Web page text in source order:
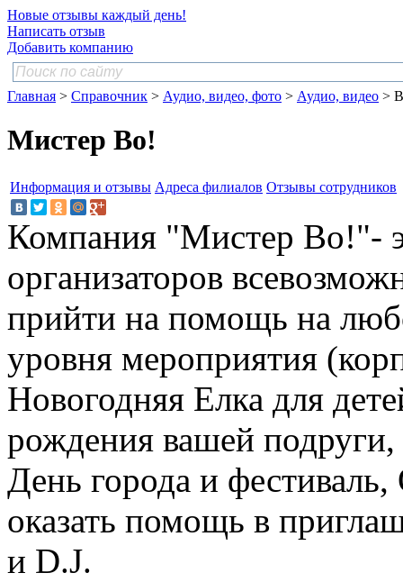
Новые отзывы каждый день!
Написать отзыв
Добавить компанию
Главная > Справочник > Аудио, видео, фото > Аудио, видео >
Мистер Во!
Информация и отзывы Адреса филиалов Отзывы сотрудников
Компания "Мистер Во!"-
организаторов
прийти на помощь на
уровня мероприятия
Новогодняя Елка для
рождения вашей подруги,
День города и
оказать помощь в
и D.J.